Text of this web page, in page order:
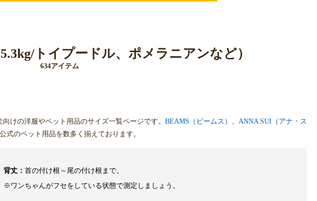
トイプードル、ポメラニアンなど）
634アイテム
けの洋服やペット用品のサイズ一覧ページです。 BEAMS（ビームス） 、 ANNA SUI（アナ・ス
式のペット用品を数多く揃えております。
背丈： 首の付け根～尾の付け根まで。
※ワンちゃんがフセをしている状態で測定しましょう。